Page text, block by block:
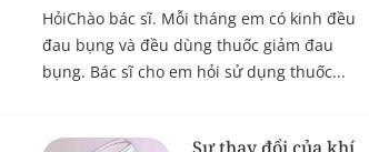
HỏiChào bác sĩ. Mỗi tháng em có kinh đều
đau bụng và đều dùng thuốc giảm đau
bụng. Bác sĩ cho em hỏi sử dụng thuốc...